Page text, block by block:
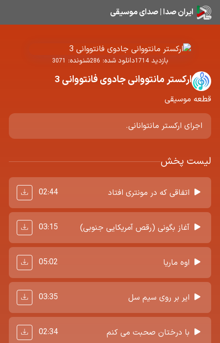
ایران صدا | صدای موسیقی
بازدید 1714دانلود شده: 286شنونده: 3071
ارکستر مانتووانی جادوی فانتووانی 3
قطعه موسیقی
اجرای ارکستر مانتوانانی.
لیست پخش
اتفاقی که در مونتری افتاد 02:44
آغاز بگونی (رقص آمریکایی جنوبی) 03:15
اوه ماریا 05:02
ایر بر روی سیم سل 03:35
با درختان صحبت می کنم 02:34